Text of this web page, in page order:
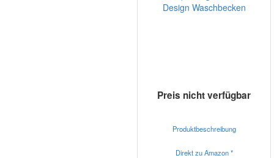
Preis nicht verfügbar
Produktbeschreibung
Direkt zu Amazon *